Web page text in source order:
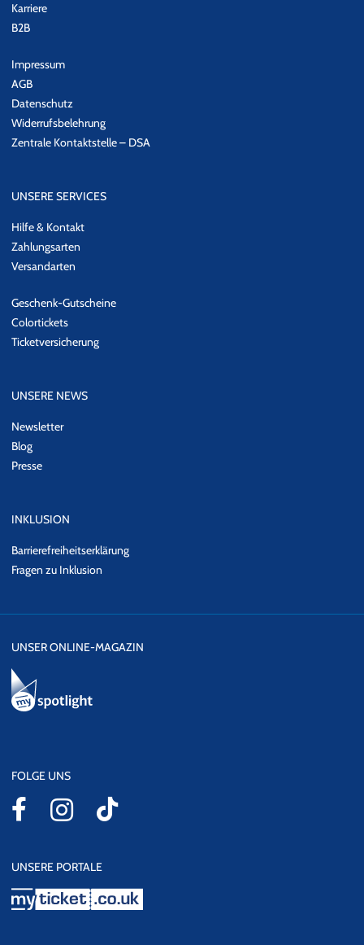
Karriere
B2B
Impressum
AGB
Datenschutz
Widerrufsbelehrung
Zentrale Kontaktstelle – DSA
UNSERE SERVICES
Hilfe & Kontakt
Zahlungsarten
Versandarten
Geschenk-Gutscheine
Colortickets
Ticketversicherung
UNSERE NEWS
Newsletter
Blog
Presse
INKLUSION
Barrierefreiheitserklärung
Fragen zu Inklusion
UNSER ONLINE-MAGAZIN
FOLGE UNS
UNSERE PORTALE